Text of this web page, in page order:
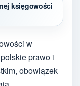
księgowości
w
prawo i
obowiązek